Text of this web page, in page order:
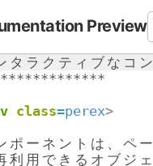
Preview
タ ラ ク テ ィ ブ な コ ン
class=perex>
ポ ー ネ ン ト は 、 ペ ー
利 用 で き る オ ブ ジ ェ